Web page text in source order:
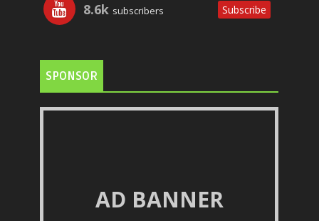
8.6k subscribers Subscribe
SPONSOR
AD BANNER